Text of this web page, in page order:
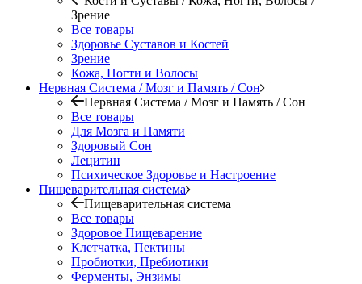
Зрение
Все товары
Здоровье Суставов и Костей
Зрение
Кожа, Ногти и Волосы
Нервная Система / Мозг и Память / Сон
Нервная Система / Мозг и Память / Сон
Все товары
Для Мозга и Памяти
Здоровый Сон
Лецитин
Психическое Здоровье и Настроение
Пищеварительная система
Пищеварительная система
Все товары
Здоровое Пищеварение
Клетчатка, Пектины
Пробиотки, Пребиотики
Ферменты, Энзимы